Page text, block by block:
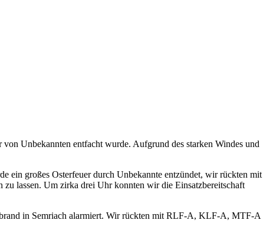
Unbekannten entfacht wurde. Aufgrund des starken Windes und
ein großes Osterfeuer durch Unbekannte entzündet, wir rückten mit
zu lassen. Um zirka drei Uhr konnten wir die Einsatzbereitschaft
in Semriach alarmiert. Wir rückten mit RLF-A, KLF-A, MTF-A